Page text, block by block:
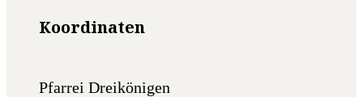
Koordinaten
Pfarrei Dreikönigen